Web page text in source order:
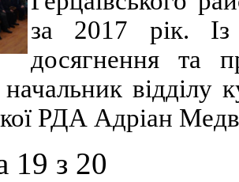
за 2017 рік.
досягнення та
відділу
РДА Адріан
19 з 20